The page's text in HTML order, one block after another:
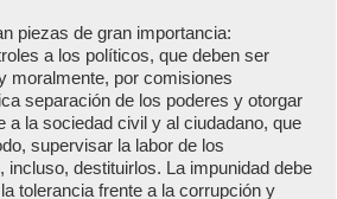
piezas de gran importancia:
a los políticos, que deben ser
moralmente, por comisiones
separación de los poderes y otorgar
a la sociedad civil y al ciudadano, que
supervisar la labor de los
incluso, destituirlos. La impunidad debe
tolerancia frente a la corrupción y